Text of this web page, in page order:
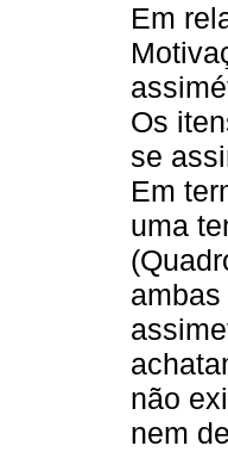
Em
Os
se
Em
uma
não
nem